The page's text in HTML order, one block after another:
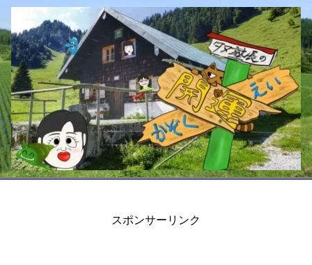
スポンサーリンク